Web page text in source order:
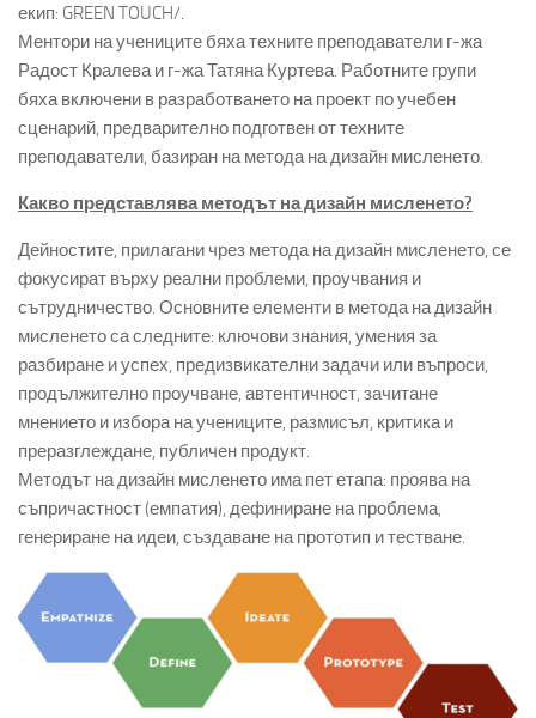
екип: GREEN TOUCH/.
Ментори на учениците бяха техните преподаватели г-жа
Радост Кралева и г-жа Татяна Куртева. Работните групи
бяха включени в разработването на проект по учебен
сценарий, предварително подготвен от техните
преподаватели, базиран на метода на дизайн мисленето.
Какво представлява методът на дизайн мисленето?
Дейностите, прилагани чрез метода на дизайн мисленето, се
фокусират върху реални проблеми, проучвания и
сътрудничество. Основните елементи в метода на дизайн
мисленето са следните: ключови знания, умения за
разбиране и успех, предизвикателни задачи или въпроси,
продължително проучване, автентичност, зачитане
мнението и избора на учениците, размисъл, критика и
преразглеждане, публичен продукт.
Методът на дизайн мисленето има пет етапа: проява на
съпричастност (емпатия), дефиниране на проблема,
генериране на идеи, създаване на прототип и тестване.